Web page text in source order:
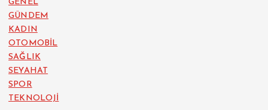
GENEL
GÜNDEM
KADIN
OTOMOBİL
SAĞLIK
SEYAHAT
SPOR
TEKNOLOJİ